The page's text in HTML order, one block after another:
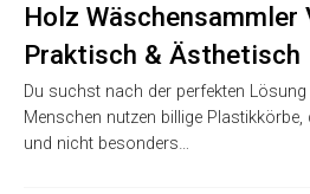
Holz Wäschensammler
Praktisch & Ästhetisch
Du suchst nach der perfekten
Menschen nutzen billige Plastikkörbe,
und nicht besonders…